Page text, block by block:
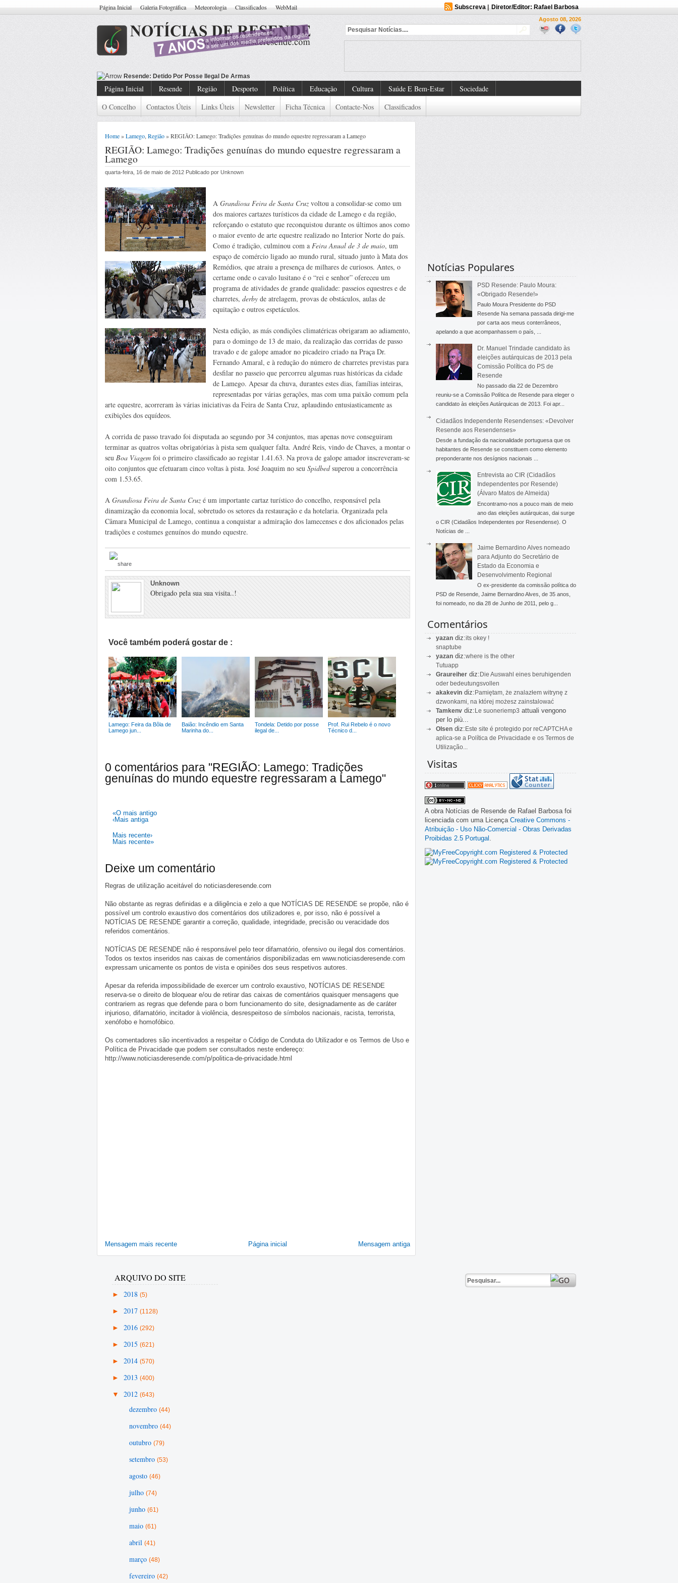
Página Inicial Galeria Fotográfica Meteorologia Classificados WebMail Subscreva| Diretor/Editor: Rafael Barbosa
Agosto 08, 2026
Resende: Detido
Página Inicial Resende Região Desporto Política Educação Cultura Saúde E Bem-Estar
Sociedade
O Concelho
Contactos Úteis Links Úteis Newsletter Ficha Técnica Contacte-Nos Classificados
Home»Lamego Região» REGIÃO: Lamego: Tradições genuínas do mundo equestre regressaram a Lamego
REGIÃO: Lamego: Tradições genuínas do mundo equestre regressaram a
Lamego
quarta-feira, 16 de maio de 2012 Publicado por Unknown
A Grandiosa Feira de Santa Cruz voltou a consolidar-se como um
dos maiores cartazes turísticos da cidade de Lamego e da região,
reforçando o estatuto que reconquistou durante os últimos anos como
o maior evento de arte equestre realizado no Interior Norte do país.
Como é tradição, culminou com a Feira Anual de 3 de maio, um
espaço de comércio ligado ao mundo rural, situado junto à Mata dos
Remédios, que atraiu a presença de milhares de curiosos. Antes, o
certame onde o cavalo lusitano é o “rei e senhor” ofereceu um
programa de atividades de grande qualidade: passeios equestres e de
charretes, derby de atrelagem, provas de obstáculos, aulas de
equitação e outros espetáculos.
Nesta edição, as más condições climatéricas obrigaram ao adiamento,
para o domingo de 13 de maio, da realização das corridas de passo
travado e de galope amador no picadeiro criado na Praça Dr.
Fernando Amaral, e à redução do número de charretes previstas para
desfilar no passeio que percorreu algumas ruas históricas da cidade
de Lamego. Apesar da chuva, durantes estes dias, famílias inteiras,
representadas por várias gerações, mas com uma paixão comum pela
arte equestre, acorreram às várias iniciativas da Feira de Santa Cruz, aplaudindo entusiasticamente as
exibições dos equídeos.
A corrida de passo travado foi disputada ao segundo por 34 conjuntos, mas apenas nove conseguiram
terminar as quatros voltas obrigatórias à pista sem qualquer falta. André Reis, vindo de Chaves, a montar o
seu Boa Viagem foi o primeiro classificado ao registar 1.41.63. Na prova de galope amador inscreveram-se
oito conjuntos que efetuaram cinco voltas à pista. José Joaquim no seu Spidbedsuperou a concorrência
com 1.53.65.
A Grandiosa Feira de Santa Cruz é um importante cartaz turístico do concelho, responsável pela
dinamização da economia local, sobretudo os setores da restauração e da hotelaria. Organizada pela
Câmara Municipal de Lamego, continua a conquistar a admiração dos lamecenses e dos aficionados pelas
tradições e costumes genuínos do mundo equestre.
Unknown
Obrigado pela sua sua visita..!
Você também poderá gostar de :
Lamego: Feira da Bôla de
Lamego jun...
Baião: Incêndio em Santa
Marinha do...
Tondela: Detido por posse
ilegal de...
Prof. Rui Rebelo é o novo
Técnico d...
0 comentários para "REGIÃO: Lamego: Tradições
genuínas do mundo equestre regressaram a Lamego"
«O mais antigo
‹Mais antiga
Mais recente›
Mais recente»
Deixe um comentário
Regras de utilização aceitável do noticiasderesende.com
Não obstante as regras definidas e a diligência e zelo a que NOTÍCIAS DE RESENDE se propõe, não é
possível um controlo exaustivo dos comentários dos utilizadores e, por isso, não é possível a
NOTÍCIAS DE RESENDE garantir a correção, qualidade, integridade, precisão ou veracidade dos
referidos comentários.
NOTÍCIAS DE RESENDE não é responsável pelo teor difamatório, ofensivo ou ilegal dos comentários.
Todos os textos inseridos nas caixas de comentários disponibilizadas em www.noticiasderesende.com
expressam unicamente os pontos de vista e opiniões dos seus respetivos autores.
Apesar da referida impossibilidade de exercer um controlo exaustivo, NOTÍCIAS DE RESENDE
reserva-se o direito de bloquear e/ou de retirar das caixas de comentários quaisquer mensagens que
contrariem as regras que defende para o bom funcionamento do site, designadamente as de caráter
injurioso, difamatório, incitador à violência, desrespeitoso de símbolos nacionais, racista, terrorista,
xenófobo e homofóbico.
Os comentadores são incentivados a respeitar o Código de Conduta do Utilizador e os Termos de Uso e
Política de Privacidade que podem ser consultados neste endereço:
http://www.noticiasderesende.com/p/politica-de-privacidade.html
Mensagem mais recente Mensagem antiga
Página inicial
Notícias Populares
PSD Resende: Paulo Moura:
«Obrigado Resende!»
Paulo Moura Presidente do PSD
Resende Na semana passada dirigi-me
por carta aos meus conterrâneos,
apelando a que acompanhassem o país, ...
Dr. Manuel Trindade candidato às
eleições autárquicas de 2013 pela
Comissão Política do PS de
Resende
No passado dia 22 de Dezembro
reuniu-se a Comissão Política de Resende para eleger o
candidato às eleições Autárquicas de 2013. Foi apr...
Cidadãos Independente Resendenses: «Devolver
Resende aos Resendenses»
Desde a fundação da nacionalidade portuguesa que os
habitantes de Resende se constituem como elemento
preponderante nos desígnios nacionais ...
Entrevista ao CIR (Cidadãos
Independentes por Resende)
(Álvaro Matos de Almeida)
Encontramo-nos a pouco mais de meio
ano das eleições autárquicas, dai surge
o CIR (Cidadãos Independentes por Resendense). O
Notícias de ...
Jaime Bernardino Alves nomeado
para Adjunto do Secretário de
Estado da Economia e
Desenvolvimento Regional
O ex-presidente da comissão política do
PSD de Resende, Jaime Bernardino Alves, de 35 anos,
foi nomeado, no dia 28 de Junho de 2011, pelo g...
Comentários
yazan diz:its okey !
snaptube
yazan diz:where is the other
Tutuapp
Graureiher diz:Die Auswahl eines beruhigenden
oder bedeutungsvollen
akakevin diz:Pamiętam, że znalazłem witrynę z
dzwonkami, na której możesz zainstalować
Tamkenv diz:Le suoneriemp3 attuali vengono
per lo più...
Olsen diz:Este site é protegido por reCAPTCHA e
aplica-se a Política de Privacidade e os Termos de
Utilização...
Visitas
A obra Notícias de Resende de Rafael Barbosa foi
licenciada com uma Licença Creative Commons -
Atribuição - Uso Não-Comercial - Obras Derivadas
Proibidas 2.5 Portugal
ARQUIVO DO SITE
► 2018 (5)
► 2017 (1128)
► 2016 (292)
► 2015 (621)
► 2014 (570)
► 2013 (400)
▼ 2012 (643)
dezembro (44)
novembro (44)
outubro (79)
setembro (53)
agosto (46)
julho (74)
junho (61)
maio (61)
abril (41)
março (48)
fevereiro (42)